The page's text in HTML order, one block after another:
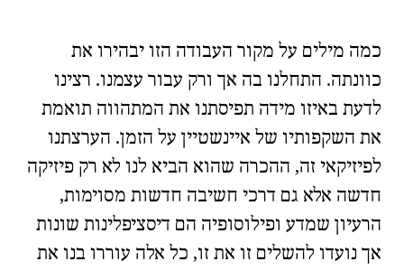
כמה מילים על מקור העבודה הזו יבהירו את
כוונתה. התחלנו בה אך ורק עבור עצמנו. רצינו
לדעת באיזו מידה תפיסתנו את המתהווה תואמת
את השקפותיו של איינשטיין על הזמן. הערצתנו
לפיזיקאי זה, ההכרה שהוא הביא לנו לא רק פיזיקה
חדשה אלא גם דרכי חשיבה חדשות מסוימות,
הרעיון שמדע ופילוסופיה הם דיסציפלינות שונות
אך נועדו להשלים זו את זו, כל אלה עוררו בנו את